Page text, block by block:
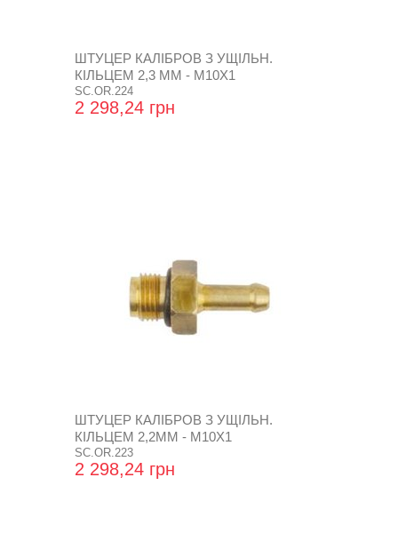
ШТУЦЕР КАЛІБРОВ З УЩІЛЬН.
КІЛЬЦЕМ 2,3 ММ - М10Х1
SC.OR.224
2 298,24 грн
ШТУЦЕР КАЛІБРОВ З УЩІЛЬН.
КІЛЬЦЕМ 2,2ММ - М10Х1
SC.OR.223
2 298,24 грн